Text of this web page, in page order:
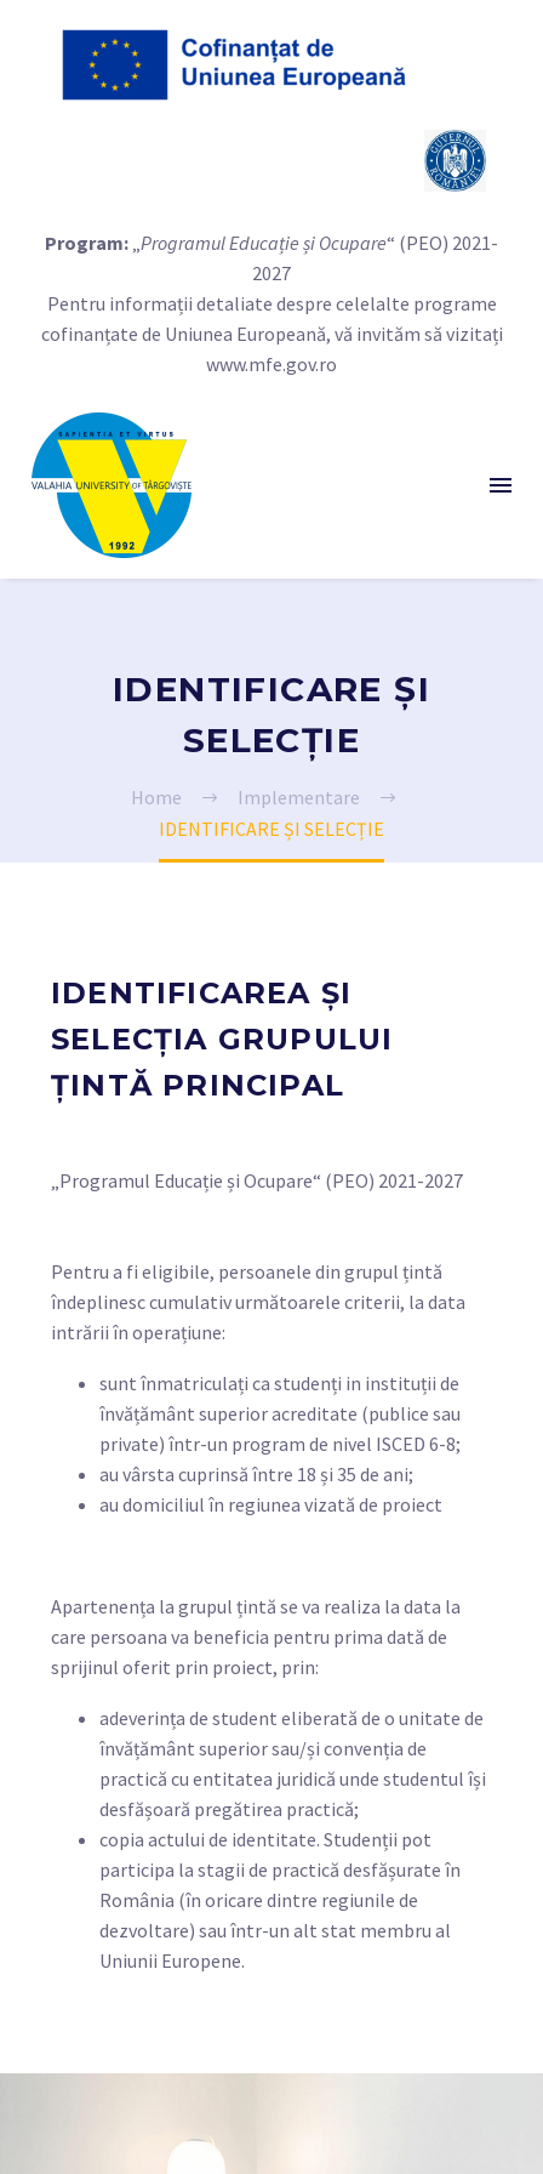
Program: „Programul Educație și Ocupare“ (PEO) 2021-
2027
Pentru informații detaliate despre celelalte programe
cofinanțate de Uniunea Europeană, vă invităm să vizitați
www.mfe.gov.ro
IDENTIFICARE ȘI
SELECȚIE
Home
Implementare
IDENTIFICARE ȘI SELECȚIE
IDENTIFICAREA ȘI
SELECȚIA GRUPULUI
ȚINTĂ PRINCIPAL
„Programul Educație și Ocupare“ (PEO) 2021-2027
Pentru a fi eligibile, persoanele din grupul țintă
îndeplinesc cumulativ următoarele criterii, la data
intrării în operațiune:
sunt înmatriculați ca studenți in instituții de
învățământ superior acreditate (publice sau
private) într-un program de nivel ISCED 6-8;
au vârsta cuprinsă între 18 și 35 de ani;
au domiciliul în regiunea vizată de proiect
Apartenența la grupul țintă se va realiza la data la
care persoana va beneficia pentru prima dată de
sprijinul oferit prin proiect, prin:
adeverința de student eliberată de o unitate de
învățământ superior sau/și convenția de
practică cu entitatea juridică unde studentul își
desfășoară pregătirea practică;
copia actului de identitate. Studenții pot
participa la stagii de practică desfășurate în
România (în oricare dintre regiunile de
dezvoltare) sau într-un alt stat membru al
Uniunii Europene.